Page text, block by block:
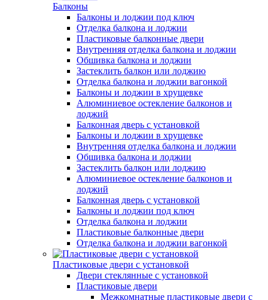
Балконы
Балконы и лоджии под ключ
Отделка балкона и лоджии
Пластиковые балконные двери
Внутренняя отделка балкона и лоджии
Обшивка балкона и лоджии
Застеклить балкон или лоджию
Отделка балкона и лоджии вагонкой
Балконы и лоджии в хрущевке
Алюминиевое остекление балконов и
лоджий
Балконная дверь с установкой
Балконы и лоджии в хрущевке
Внутренняя отделка балкона и лоджии
Обшивка балкона и лоджии
Застеклить балкон или лоджию
Алюминиевое остекление балконов и
лоджий
Балконная дверь с установкой
Балконы и лоджии под ключ
Отделка балкона и лоджии
Пластиковые балконные двери
Отделка балкона и лоджии вагонкой
Пластиковые двери с установкой
Двери стеклянные с установкой
Пластиковые двери
Межкомнатные пластиковые двери с